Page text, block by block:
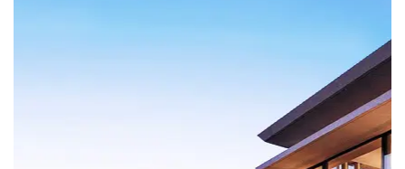
喜报I热烈祝贺小草视频APP下载污照明荣获